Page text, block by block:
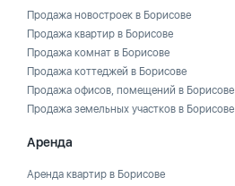
Продажа новостроек в Борисове
Продажа квартир в Борисове
Продажа комнат в Борисове
Продажа коттеджей в Борисове
Продажа офисов, помещений в Борисове
Продажа земельных участков в Борисове
Аренда
Аренда квартир в Борисове